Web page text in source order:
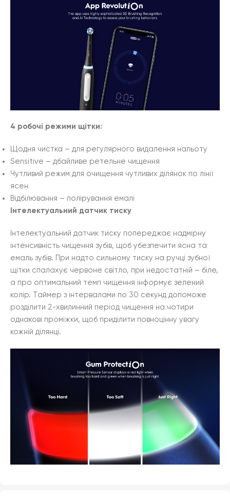
4 робочі режими щітки:
Щодня чистка – для регулярного видалення нальоту
Sensitive – дбайливе ретельне чищення
Чутливий режим для очищення чутливих ділянок по лінії
ясен
Відбілювання – полірування емалі
Інтелектуальний датчик тиску
Інтелектуальний датчик тиску попереджає надмірну
інтенсивність чищення зубів, щоб убезпечити ясна та
емаль зубів. При надто сильному тиску на ручці зубної
щітки спалахує червоне світло, при недостатній – біле,
а про оптимальний темп чищення інформує зелений
колір. Таймер з інтервалами по 30 секунд допоможе
розділити 2-хвилинний період чищення на чотири
однакові проміжки, щоб приділити повноцінну увагу
кожній ділянці.